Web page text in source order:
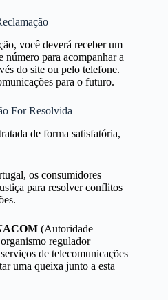
você deverá receber um
para acompanhar a
do site ou pelo telefone.
para o futuro.
For Resolvida
de forma satisfatória,
os consumidores
para resolver conflitos
(Autoridade
regulador
de telecomunicações
uma queixa junto a esta